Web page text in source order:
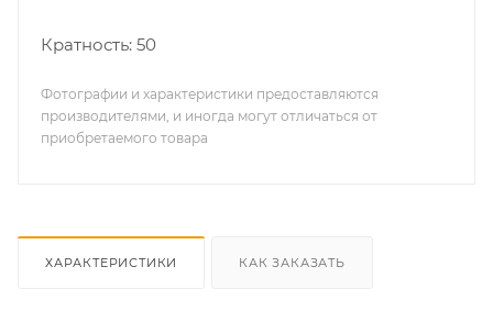
Кратность: 50
Фотографии и характеристики предоставляются
производителями, и иногда могут отличаться от
приобретаемого товара
ХАРАКТЕРИСТИКИ КАК ЗАКАЗАТЬ